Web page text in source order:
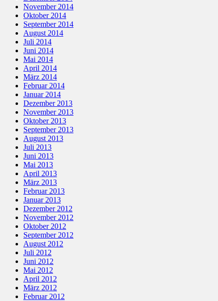
November 2014
Oktober 2014
September 2014
August 2014
Juli 2014
Juni 2014
Mai 2014
April 2014
März 2014
Februar 2014
Januar 2014
Dezember 2013
November 2013
Oktober 2013
September 2013
August 2013
Juli 2013
Juni 2013
Mai 2013
April 2013
März 2013
Februar 2013
Januar 2013
Dezember 2012
November 2012
Oktober 2012
September 2012
August 2012
Juli 2012
Juni 2012
Mai 2012
April 2012
März 2012
Februar 2012